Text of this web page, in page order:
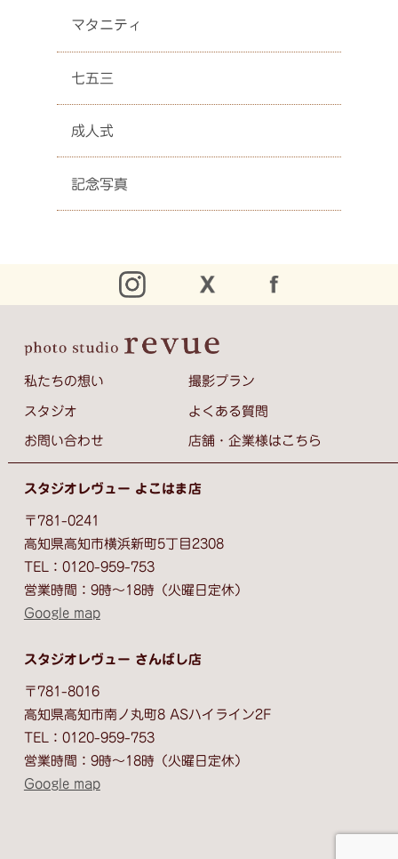
マタニティ
七五三
成人式
記念写真
私たちの想い 撮影プラン
スタジオ よくある質問
お問い合わせ 店舗・企業様はこちら
スタジオレヴュー よこはま店
〒781-0241
高知県高知市横浜新町5丁目2308
TEL：0120-959-753
営業時間：9時～18時（火曜日定休）
Google map
スタジオレヴュー さんばし店
〒781-8016
高知県高知市南ノ丸町8 ASハイライン2F
TEL：0120-959-753
営業時間：9時〜18時（火曜日定休）
Google map